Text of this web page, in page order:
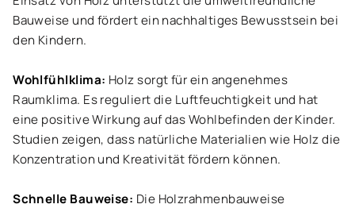
Bauweise und fördert ein nachhaltiges Bewusstsein bei
den Kindern.
Wohlfühlklima: Holz sorgt für ein angenehmes
Raumklima. Es reguliert die Luftfeuchtigkeit und hat
eine positive Wirkung auf das Wohlbefinden der Kinder.
Studien zeigen, dass natürliche Materialien wie Holz die
Konzentration und Kreativität fördern können.
Schnelle Bauweise: Die Holzrahmenbauweise